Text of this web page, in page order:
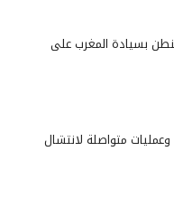
بسيادة المغرب على
متواصلة لانتشال